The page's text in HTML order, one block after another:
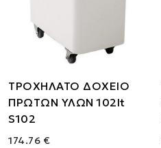
ΤΡΟΧΗΛΑΤΟ ΔΟΧΕΙΟ
ΠΡΩΤΩΝ ΥΛΩΝ 102lt
S102
174.76 €